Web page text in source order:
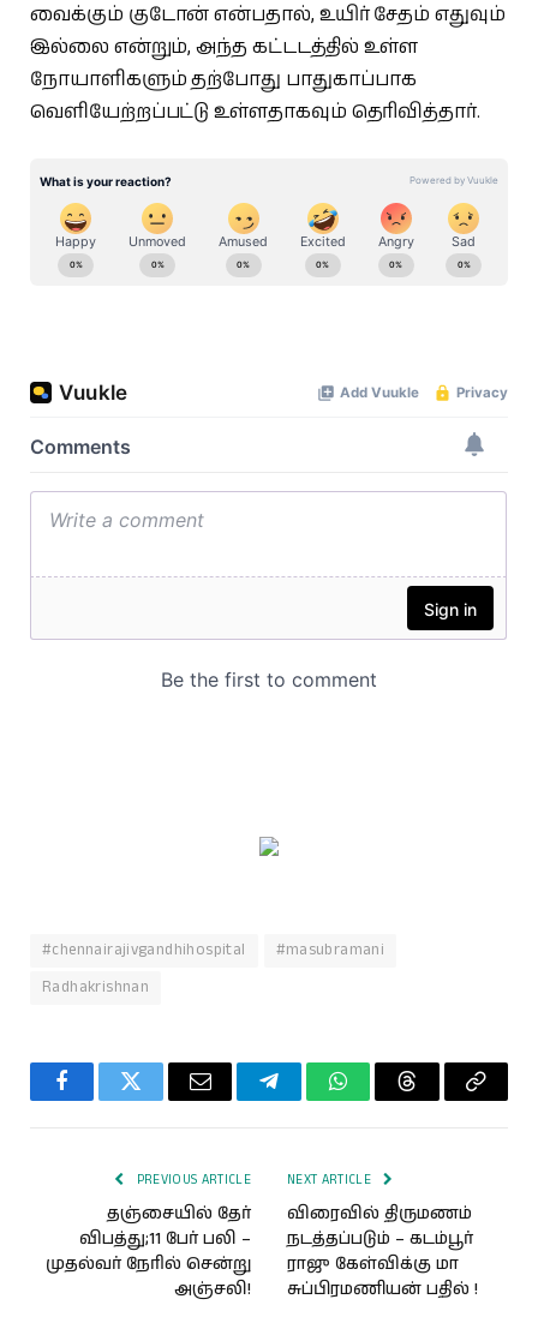
வைக்கும் குடோன் என்பதால், உயிர் சேதம் எதுவும்
இல்லை என்றும், அந்த கட்டடத்தில் உள்ள
நோயாளிகளும் தற்போது பாதுகாப்பாக
வெளியேற்றப்பட்டு உள்ளதாகவும் தெரிவித்தார்.
#chennairajivgandhihospital
#masubramani
Radhakrishnan
FacebookTwitter Email TelegramWhatsAppThreadsCopy
PREVIOUS ARTICLE
தஞ்சையில் தேர்
விபத்து;11 பேர் பலி –
முதல்வர் நேரில் சென்று
அஞ்சலி!
NEXT ARTICLE
விரைவில் திருமணம்
நடத்தப்படும் – கடம்பூர்
ராஜு கேள்விக்கு மா
சுப்பிரமணியன் பதில் !